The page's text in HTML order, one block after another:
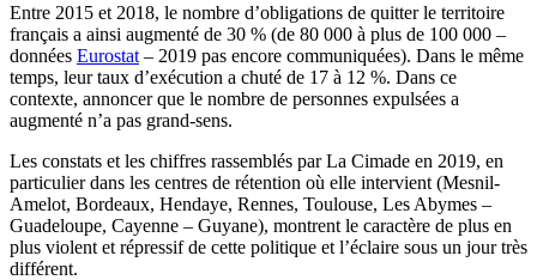
Entre 2015 et 2018, le nombre d’obligations de quitter le territoire
français a ainsi augmenté de 30 % (de 80 000 à plus de 100 000 –
données Eurostat – 2019 pas encore communiquées). Dans le même
temps, leur taux d’exécution a chuté de 17 à 12 %. Dans ce
contexte, annoncer que le nombre de personnes expulsées a
augmenté n’a pas grand-sens.
Les constats et les chiffres rassemblés par La Cimade en 2019, en
particulier dans les centres de rétention où elle intervient (Mesnil-
Amelot, Bordeaux, Hendaye, Rennes, Toulouse, Les Abymes –
Guadeloupe, Cayenne – Guyane), montrent le caractère de plus en
plus violent et répressif de cette politique et l’éclaire sous un jour très
différent.